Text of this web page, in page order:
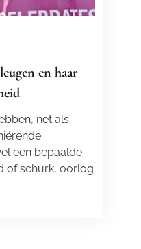
en haar
net als
een bepaalde
of schurk, oorlog